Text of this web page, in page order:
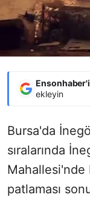
Ensonhaber'i
ekleyin
Bursa'da
sıralarında
Mahallesi'nde
patlaması